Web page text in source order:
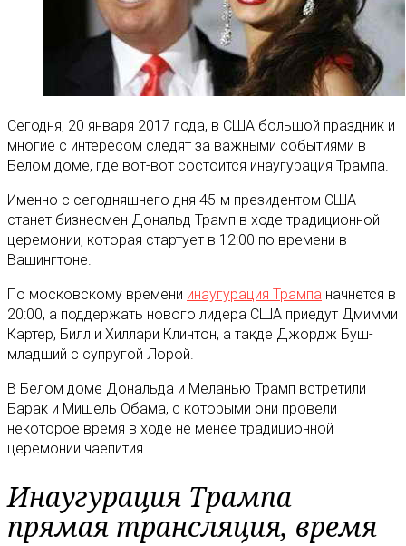
Сегодня, 20 января 2017 года, в США большой праздник и
многие с интересом следят за важными событиями в
Белом доме, где вот-вот состоится инаугурация Трампа.
Именно с сегодняшнего дня 45-м президентом США
станет бизнесмен Дональд Трамп в ходе традиционной
церемонии, которая стартует в 12:00 по времени в
Вашингтоне.
По московскому времени инаугурация Трампа начнется в
20:00, а поддержать нового лидера США приедут Дмимми
Картер, Билл и Хиллари Клинтон, а такде Джордж Буш-
младший с супругой Лорой.
В Белом доме Дональда и Меланью Трамп встретили
Барак и Мишель Обама, с которыми они провели
некоторое время в ходе не менее традиционной
церемонии чаепития.
Инаугурация Трампа
прямая трансляция, время